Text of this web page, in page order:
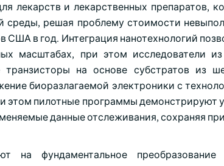
лекарств и лекарственных препаратов,
решая проблему стоимости
в год. Интеграция нанотехнологий
масштабах, при этом исследователи
транзисторы на основе субстратов из
биоразлагаемой электроники с
этом пилотные программы демонстрируют
данные отслеживания, сохраняя
на фундаментальное